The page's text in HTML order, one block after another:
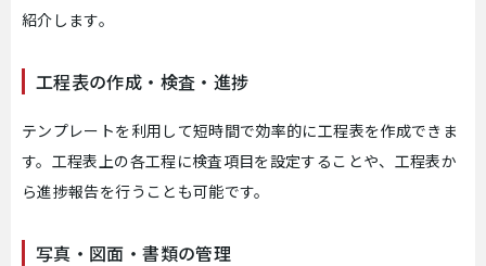
紹介します。
工程表の作成・検査・進捗
テンプレートを利用して短時間で効率的に工程表を作成できま
す。工程表上の各工程に検査項目を設定することや、工程表か
ら進捗報告を行うことも可能です。
写真・図面・書類の管理